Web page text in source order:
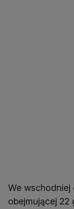
We wschodniej
obejmującej 22